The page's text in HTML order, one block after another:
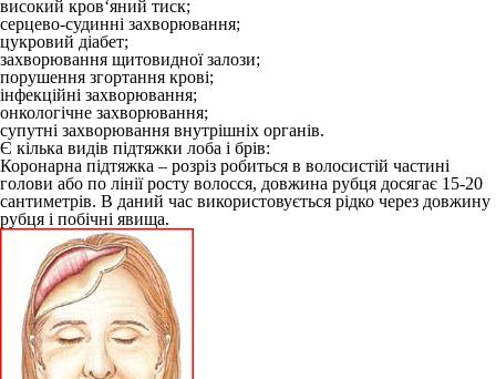
високий кров‘яний тиск;
серцево-судинні захворювання;
цукровий діабет;
захворювання щитовидної залози;
порушення згортання крові;
інфекційні захворювання;
онкологічне захворювання;
супутні захворювання внутрішніх органів.
Є кілька видів підтяжки лоба і брів:
Коронарна підтяжка – розріз робиться в волосистій частині
голови або по лінії росту волосся, довжина рубця досягає 15-20
сантиметрів. В даний час використовується рідко через довжину
рубця і побічні явища.